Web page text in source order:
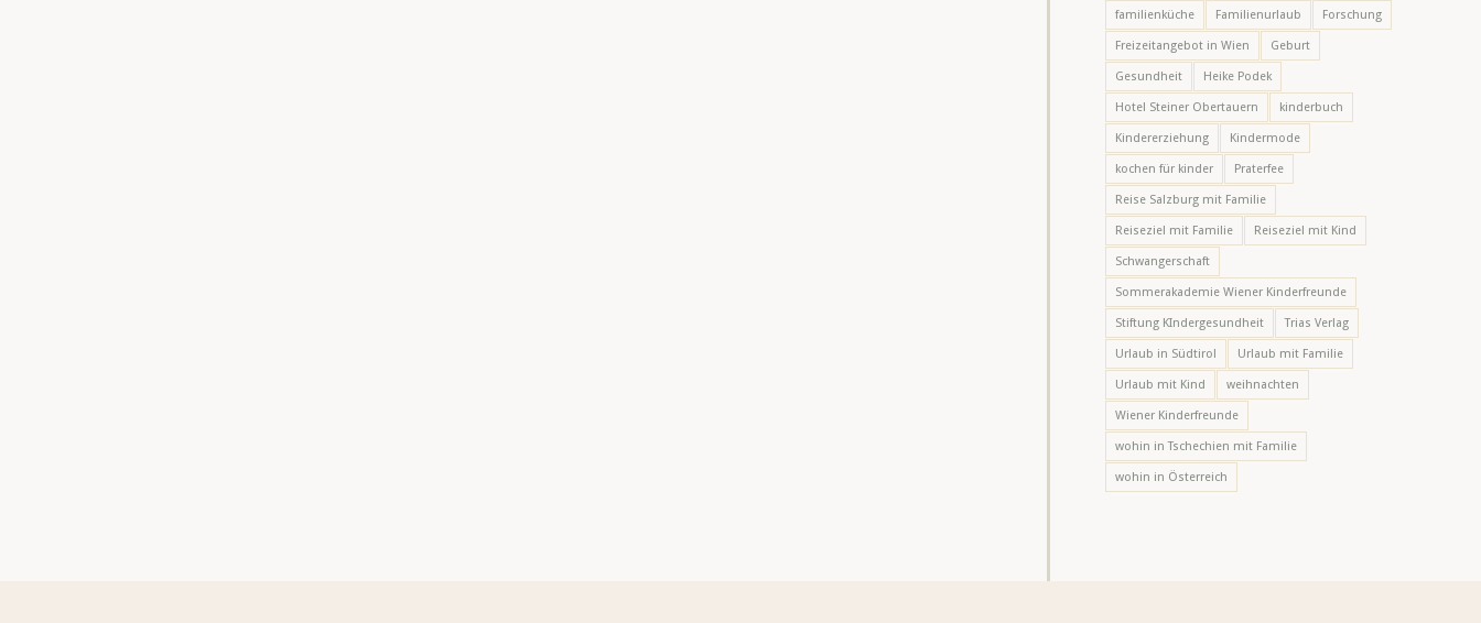
familienküche Familienurlaub Forschung
Freizeitangebot in Wien Geburt
Gesundheit Heike Podek
Hotel Steiner Obertauern kinderbuch
Kindererziehung Kindermode
kochen für kinder Praterfee
Reise Salzburg mit Familie
Reiseziel mit Familie Reiseziel mit Kind
Schwangerschaft
Sommerakademie Wiener Kinderfreunde
Stiftung KIndergesundheit Trias Verlag
Urlaub in Südtirol Urlaub mit Familie
Urlaub mit Kind weihnachten
Wiener Kinderfreunde
wohin in Tschechien mit Familie
wohin in Österreich